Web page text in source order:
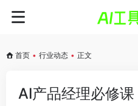
首页 • 行业动态 • 正文
AI产品经理必修